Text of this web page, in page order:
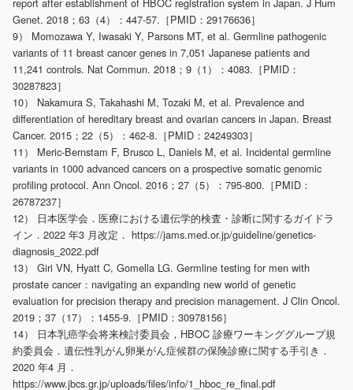
Genet. 2018；63（4）：447-57.［PMID：29176636］
9） Momozawa Y, Iwasaki Y, Parsons MT, et al. Germline pathogenic
variants of 11 breast cancer genes in 7,051 Japanese patients and
11,241 controls. Nat Commun. 2018；9（1）：4083.［PMID：
30287823］
10） Nakamura S, Takahashi M, Tozaki M, et al. Prevalence and
differentiation of hereditary breast and ovarian cancers in Japan. Breast
Cancer. 2015；22（5）：462-8.［PMID：24249303］
11） Meric-Bernstam F, Brusco L, Daniels M, et al. Incidental germline
variants in 1000 advanced cancers on a prospective somatic genomic
profiling protocol. Ann Oncol. 2016；27（5）：795-800.［PMID：
26787237］
12） 日本医学会．医療における遺伝学的検査・診断に関するガイドラ
イン．2022 年3 月改定． https://jams.med.or.jp/guideline/genetics-
diagnosis_2022.pdf
13） Giri VN, Hyatt C, Gomella LG. Germline testing for men with
prostate cancer：navigating an expanding new world of genetic
evaluation for precision therapy and precision management. J Clin Oncol.
2019；37（17）：1455-9.［PMID：30978156］
14） 日本乳癌学会将来検討委員会，HBOC 診療ワーキンググループ規
約委員会．遺伝性乳がん卵巣がん症候群の保険診療に関する手引き．
2020 年4 月．
https://www.jbcs.gr.jp/uploads/files/info/1_hboc_re_final.pdf